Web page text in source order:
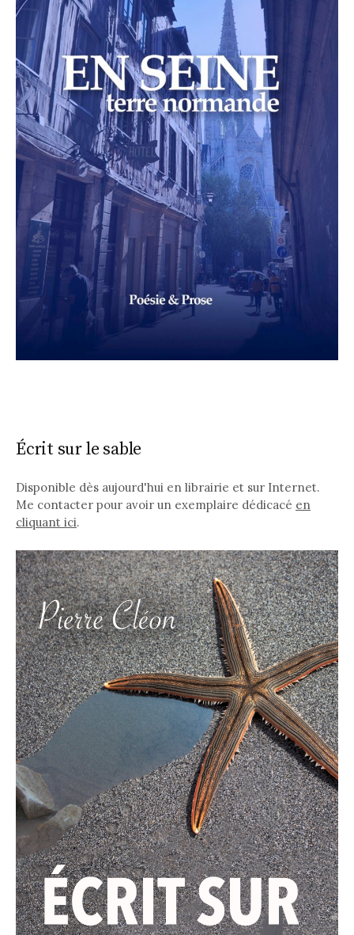
Écrit sur le sable
Disponible dès aujourd'hui en librairie et sur Internet.
Me contacter pour avoir un exemplaire dédicacé en
cliquant ici.